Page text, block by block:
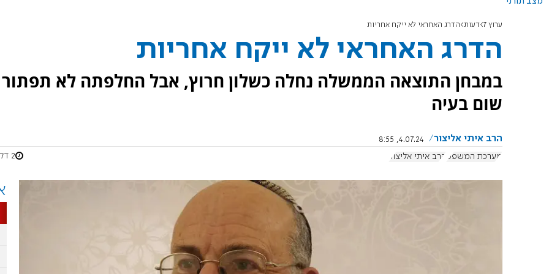
ערוץ 7 דעות הדרג האחראי לא ייקח אחריות
הדרג האחראי לא ייקח אחריות
במבחן התוצאה הממשלה נחלה כשלון חרוץ, אבל החלפתה לא תפתור
שום בעיה
הרב איתי אליצור
4.07.24, 8:55
מערכת המשפט הרב איתי אליצור 2 דקות